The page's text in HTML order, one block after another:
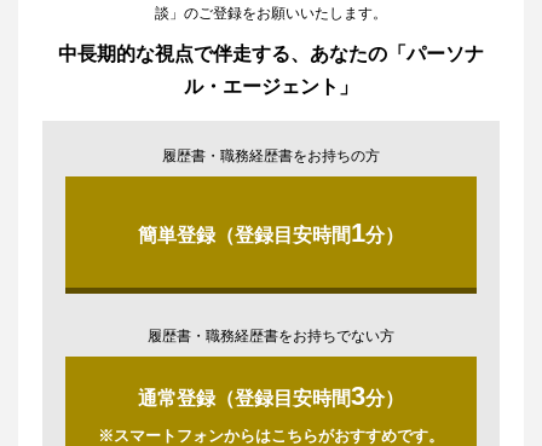
談」のご登録をお願いいたします。
中長期的な視点で伴走する、あなたの「パーソナ
ル・エージェント」
履歴書・職務経歴書をお持ちの方
簡単登録（登録目安時間1分）
履歴書・職務経歴書をお持ちでない方
通常登録（登録目安時間3分）
※スマートフォンからはこちらがおすすめです。